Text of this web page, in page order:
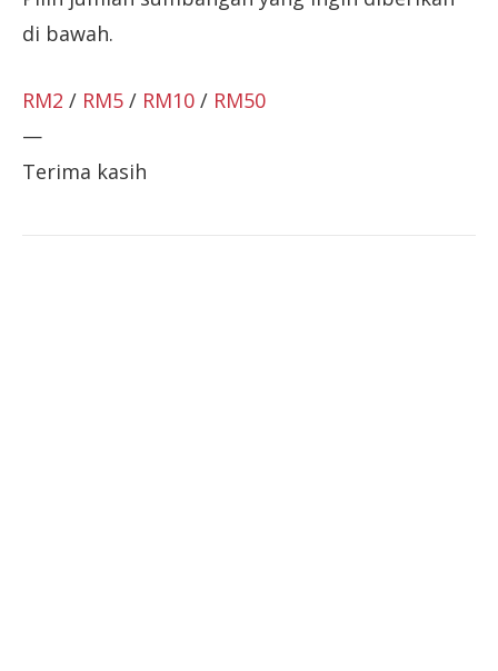
di bawah.
RM2 / RM5 / RM10 / RM50
—
Terima kasih